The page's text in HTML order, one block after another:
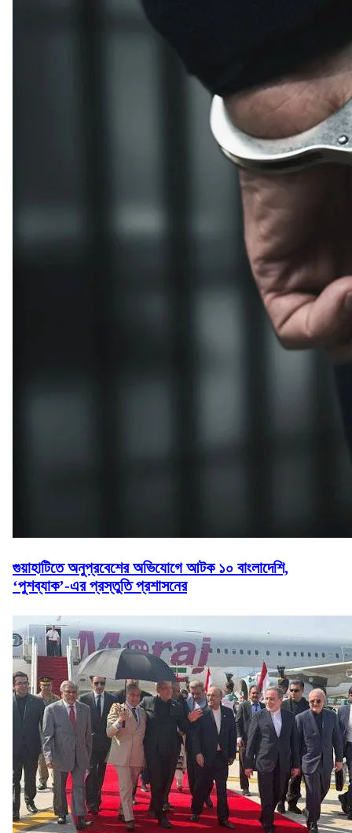
গুয়াহাটিতে অনুপ্রবেশের অভিযোগে আটক ১০ বাংলাদেশি,
‘পুশব্যাক’-এর প্রস্তুতি প্রশাসনের